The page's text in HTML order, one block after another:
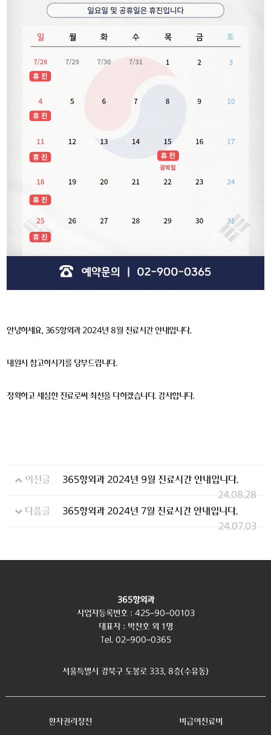
안녕하세요, 365항외과 2024년 8월 진료시간 안내입니다.
내원시 참고하시기를 당부드립니다.
정확하고 세심한 진료로써 최선을 다하겠습니다. 감사합니다.
이전글
365항외과 2024년 9월 진료시간 안내입니다.
24.08.28
다음글
365항외과 2024년 7월 진료시간 안내입니다.
24.07.03
365항외과
사업자등록번호 : 425-90-00103
대표자 : 박찬호 외 1명
Tel. 02-900-0365
서울특별시 강북구 도봉로 333, 8층(수유동)
환자권리장전 비급여진료비